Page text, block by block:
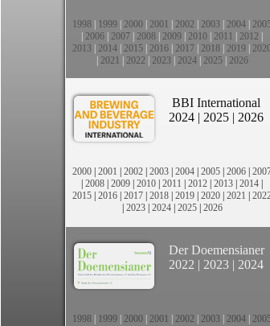
1998 1999 2000 2001 2002 2003 2004
2006 2007 2008 2009 2010 2011 2012
2013 2014 2015 2016 2017 2018 2019
2021 2022 2023| 2024| 2025| 2026
BBI International
2024 | 2025 | 2026
2000 | 2001 | 2002 | 2003 | 2004 | 2005 | 2006 |
| 2008 | 2009 | 2010 | 2011 | 2012 | 2013 | 2014 |
2015 | 2016 | 2017 | 2018 | 2019 | 2020 | 2021 |
| 2023| 2024| 2025| 2026
Der Doemensianer
2022 | 2023 | 2024
1998 1999 2000 2001 2002 2003 2004